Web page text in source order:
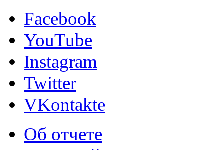
Facebook
YouTube
Instagram
Twitter
VKontakte
Об отчете